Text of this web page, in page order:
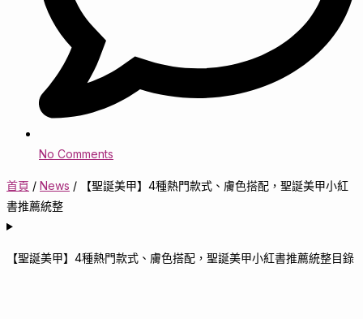
No Comments
首頁 / News /
【聖誕美甲】4種熱門款式、膚色搭配，聖誕美甲小紅
書推薦統整
【聖誕美甲】4種熱門款式、膚色搭配，聖誕美甲小紅書推薦統整目錄